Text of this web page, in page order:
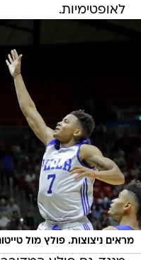
לאופטימיות.
מראים ניצוצות. פולץ מול